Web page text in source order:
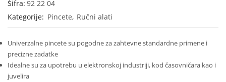
Šifra: 92 22 04
Kategorije: Pincete, Ručni alati
Univerzalne pincete su pogodne za zahtevne standardne primene i
precizne zadatke
Idealne su za upotrebu u elektronskoj industriji, kod časovničara kao i
juvelira